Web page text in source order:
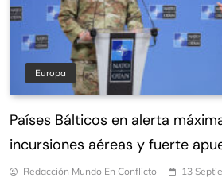
Europa
Países Bálticos en alerta
incursiones aéreas y fuerte
Redacción Mundo En Conflicto 13